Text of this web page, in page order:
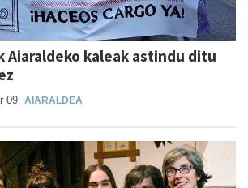
Aiaraldeko kaleak astindu ditu
09 AIARALDEA